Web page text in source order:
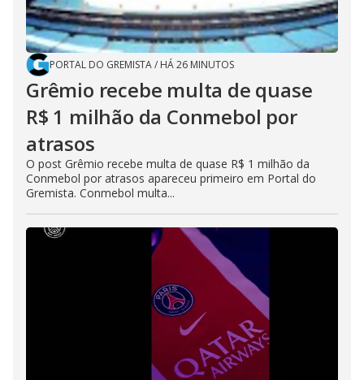
PORTAL DO GREMISTA/ HÁ 26 MINUTOS
Grêmio recebe multa de quase
R$ 1 milhão da Conmebol por
atrasos
O post Grêmio recebe multa de quase R$ 1 milhão da
Conmebol por atrasos apareceu primeiro em Portal do
Gremista. Conmebol multa...